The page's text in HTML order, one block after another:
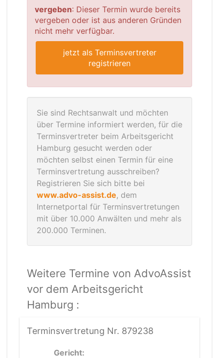
vergeben: Dieser Termin wurde bereits
vergeben oder ist aus anderen Gründen
nicht mehr verfügbar.
jetzt als Terminsvertreter
registrieren
Sie sind Rechtsanwalt und möchten
über Termine informiert werden, für die
Terminsvertreter beim Arbeitsgericht
Hamburg gesucht werden oder
möchten selbst einen Termin für eine
Terminsvertretung ausschreiben?
Registrieren Sie sich bitte bei
www.advo-assist.de, dem
Internetportal für Terminsvertretungen
mit über 10.000 Anwälten und mehr als
200.000 Terminen.
Weitere Termine von AdvoAssist
vor dem Arbeitsgericht
Hamburg :
Terminsvertretung Nr. 879238
Gericht: